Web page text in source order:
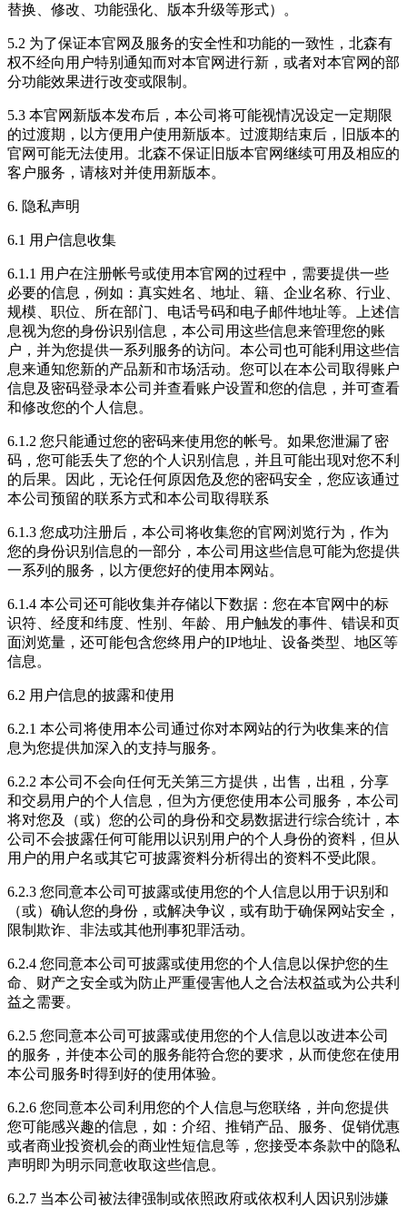
替换、修改、功能强化、版本升级等形式）。
5.2 为了保证本官网及服务的安全性和功能的一致性，北森有
权不经向用户特别通知而对本官网进行新，或者对本官网的部
分功能效果进行改变或限制。
5.3 本官网新版本发布后，本公司将可能视情况设定一定期限
的过渡期，以方便用户使用新版本。过渡期结束后，旧版本的
官网可能无法使用。北森不保证旧版本官网继续可用及相应的
客户服务，请核对并使用新版本。
6. 隐私声明
6.1 用户信息收集
6.1.1 用户在注册帐号或使用本官网的过程中，需要提供一些
必要的信息，例如：真实姓名、地址、籍、企业名称、行业、
规模、职位、所在部门、电话号码和电子邮件地址等。上述信
息视为您的身份识别信息，本公司用这些信息来管理您的账
户，并为您提供一系列服务的访问。本公司也可能利用这些信
息来通知您新的产品新和市场活动。您可以在本公司取得账户
信息及密码登录本公司并查看账户设置和您的信息，并可查看
和修改您的个人信息。
6.1.2 您只能通过您的密码来使用您的帐号。如果您泄漏了密
码，您可能丢失了您的个人识别信息，并且可能出现对您不利
的后果。因此，无论任何原因危及您的密码安全，您应该通过
本公司预留的联系方式和本公司取得联系
6.1.3 您成功注册后，本公司将收集您的官网浏览行为，作为
您的身份识别信息的一部分，本公司用这些信息可能为您提供
一系列的服务，以方便您好的使用本网站。
6.1.4 本公司还可能收集并存储以下数据：您在本官网中的标
识符、经度和纬度、性别、年龄、用户触发的事件、错误和页
面浏览量，还可能包含您终用户的IP地址、设备类型、地区等
信息。
6.2 用户信息的披露和使用
6.2.1 本公司将使用本公司通过你对本网站的行为收集来的信
息为您提供加深入的支持与服务。
6.2.2 本公司不会向任何无关第三方提供，出售，出租，分享
和交易用户的个人信息，但为方便您使用本公司服务，本公司
将对您及（或）您的公司的身份和交易数据进行综合统计，本
公司不会披露任何可能用以识别用户的个人身份的资料，但从
用户的用户名或其它可披露资料分析得出的资料不受此限。
6.2.3 您同意本公司可披露或使用您的个人信息以用于识别和
（或）确认您的身份，或解决争议，或有助于确保网站安全，
限制欺诈、非法或其他刑事犯罪活动。
6.2.4 您同意本公司可披露或使用您的个人信息以保护您的生
命、财产之安全或为防止严重侵害他人之合法权益或为公共利
益之需要。
6.2.5 您同意本公司可披露或使用您的个人信息以改进本公司
的服务，并使本公司的服务能符合您的要求，从而使您在使用
本公司服务时得到好的使用体验。
6.2.6 您同意本公司利用您的个人信息与您联络，并向您提供
您可能感兴趣的信息，如：介绍、推销产品、服务、促销优惠
或者商业投资机会的商业性短信息等，您接受本条款中的隐私
声明即为明示同意收取这些信息。
6.2.7 当本公司被法律强制或依照政府或依权利人因识别涉嫌